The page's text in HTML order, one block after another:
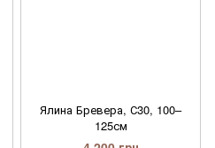
Ялина Бревера, С30, 100–
125см